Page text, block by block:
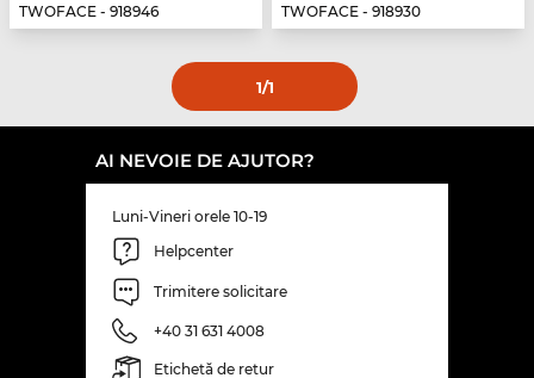
TWOFACE - 918946
TWOFACE - 918930
1/1
AI NEVOIE DE AJUTOR?
Luni-Vineri orele 10-19
Helpcenter
Trimitere solicitare
+40 31 631 4008
Etichetă de retur